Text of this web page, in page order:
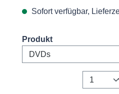
Sofort verfügbar,
Select
Produkt
Anzahl